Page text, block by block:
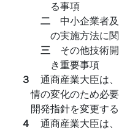
る事項
二 中小企業者
の実施方法に
三 その他技術
き重要事項
３ 通商産業大臣は
情の変化のため必
開発指針を変更する
４ 通商産業大臣は